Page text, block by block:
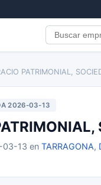
PATRIMONIAL,
2026-03-13
03-13 en TARRAGONA,